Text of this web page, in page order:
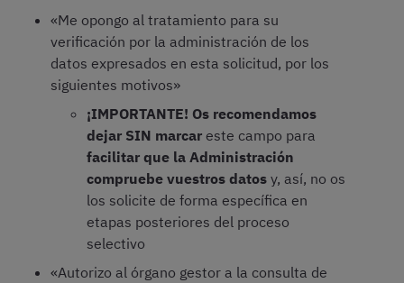
«Me opongo al tratamiento para su
verificación por la administración de los
datos expresados en esta solicitud, por los
siguientes motivos»
¡IMPORTANTE! Os recomendamos
dejar SIN marcar este campo para
facilitar que la Administración
compruebe vuestros datos y, así, no os
los solicite de forma específica en
etapas posteriores del proceso
selectivo
«Autorizo al órgano gestor a la consulta de